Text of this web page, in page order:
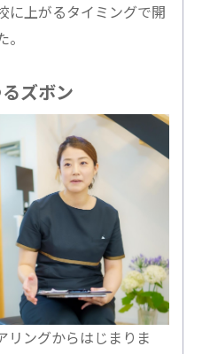
に上がるタイミングで開
ズボン
リングからはじまりま